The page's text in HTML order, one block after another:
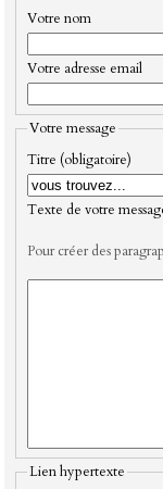
Votre nom
Votre adresse email
Votre message
Titre (obligatoire)
Texte de votre
Pour créer des
Lien hypertexte